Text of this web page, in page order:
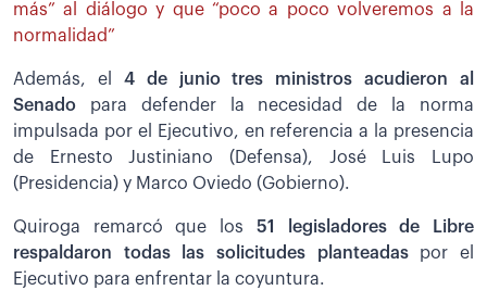
más” al diálogo y que “poco a poco volveremos a la
normalidad”
Además, el 4 de junio tres ministros acudieron al
Senado para defender la necesidad de la norma
impulsada por el Ejecutivo, en referencia a la presencia
de Ernesto Justiniano (Defensa), José Luis Lupo
(Presidencia) y Marco Oviedo (Gobierno).
Quiroga remarcó que los 51 legisladores de Libre
respaldaron todas las solicitudes planteadaspor el
Ejecutivo para enfrentar la coyuntura.